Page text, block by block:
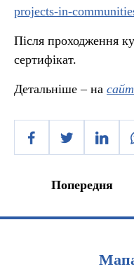
projects-in-
Після проходження
сертифікат.
Детальніше – на
Попередня